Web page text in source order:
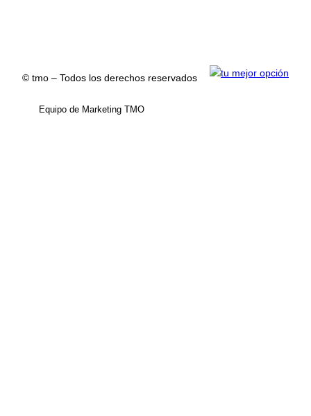
m
© tmo – Todos los derechos reservados
Equipo de Marketing TMO